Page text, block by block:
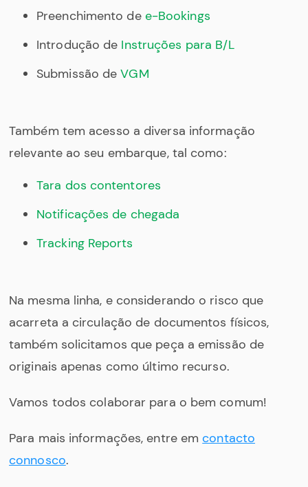
Preenchimento de e-Bookings
Introdução de Instruções para B/L
Submissão deVGM
Também tem acesso a diversa informação
relevante ao seu embarque, tal como:
Tara dos contentores
Notificações de chegada
Tracking Reports
Na mesma linha, e considerando o risco que
acarreta a circulação de documentos físicos,
também solicitamos que peça a emissão de
originais apenas como último recurso.
Vamos todos colaborar para o bem comum!
Para mais informações, entre emcontacto
connosco.